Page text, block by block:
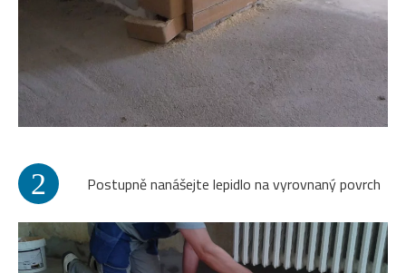
2 Postupně nanášejte lepidlo na vyrovnaný povrch